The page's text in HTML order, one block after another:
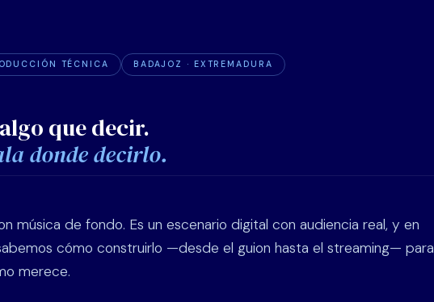
TÉCNICA BADAJOZ · EXTREMADURA
que decir.
donde decirlo.
música de fondo. Es un escenario digital con audiencia real, y en
cómo construirlo —desde el guion hasta el streaming— para
merece.